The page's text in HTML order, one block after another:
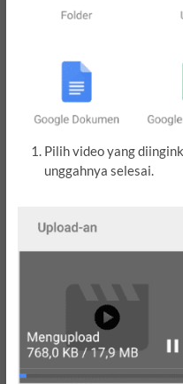
Pilih video yang
unggahnya selesai.